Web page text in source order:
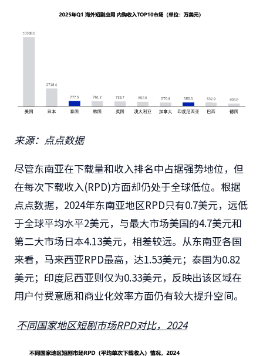
来源：点点数据
尽管东南亚在下载量和收入排名中占据强势地位，但
在每次下载收入(RPD)方面却仍处于全球低位。根据
点点数据，2024年东南亚地区RPD只有0.7美元，远低
于全球平均水平2美元，与最大市场美国的4.7美元和
第二大市场日本4.13美元，相差较远。从东南亚各国
来看，马来西亚RPD最高，达1.53美元；泰国为0.82
美元；印度尼西亚则仅为0.33美元，反映出该区域在
用户付费意愿和商业化效率方面仍有较大提升空间。
不同国家地区短剧市场RPD对比，2024